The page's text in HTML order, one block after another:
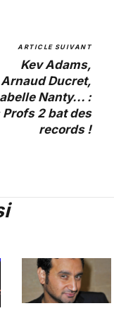
ARTICLE SUIVANT
Kev Adams,
Arnaud Ducret,
Nanty... :
Profs 2 bat des
records !